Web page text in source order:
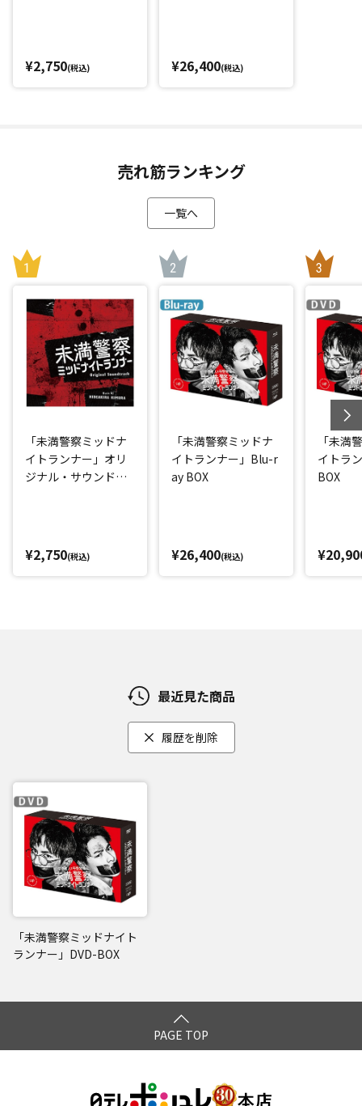
¥2,750(税込) ¥26,400(税込)
売れ筋ランキング
一覧へ
「未満警察ミッドナ
イトランナー」オリ
ジナル・サウンドト
¥2,750(税込)
「未満警察ミッドナ
イトランナー」Blu-r
ay BOX
¥26,400(税込)
「未満
イトラ
BOX
最近見た商品
履歴を削除
「未満警察ミッドナイト
ランナー」DVD-BOX
PAGE TOP